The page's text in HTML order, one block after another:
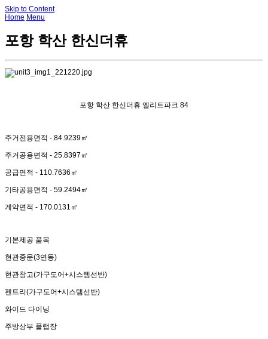
Skip to Content
Home Menu
포항 학산 한신더휴
포항 학산 한신더휴 엘리트파크 84
주거전용면적 - 84.9239㎡
주거공용면적 - 25.8397㎡
공급면적 - 110.7636㎡
기타공용면적 - 59.2494㎡
계약면적 - 170.0131㎡
기본제공 품목
현관중문(3연동)
현관창고(가구도어+시스템선반)
펜트리(가구도어+시스템선반)
와이드 다이닝
주방상부 플랩장